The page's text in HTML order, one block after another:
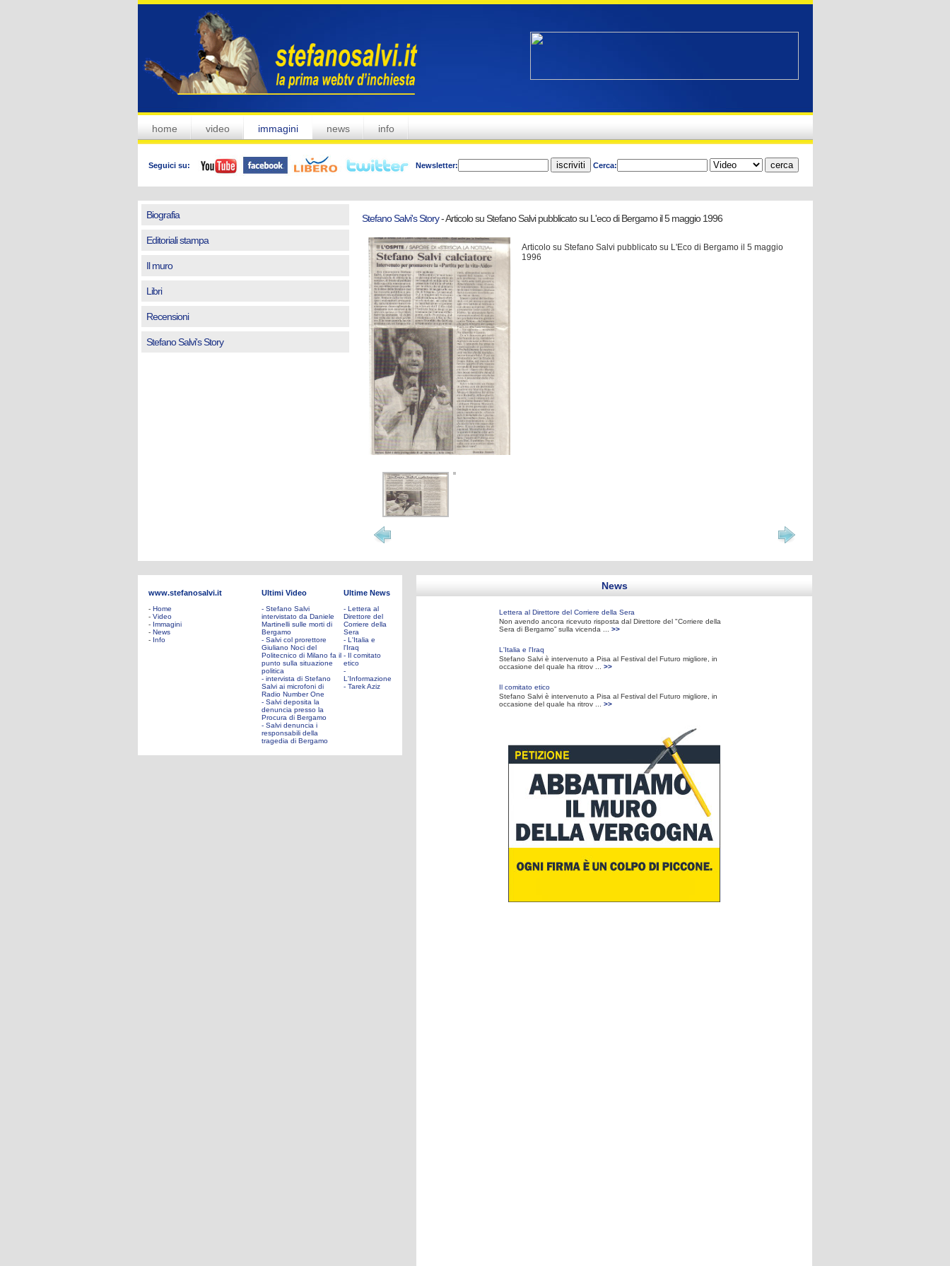
home video immagini news info
Seguici su: Newsletter: Cerca:
Biografia
Editoriali stampa
Il muro
Libri
Recensioni
Stefano Salvi's Story
Stefano Salvi's Story- Articolo su Stefano Salvi pubblicato su L'eco di Bergamo il 5 maggio 1996
Articolo su Stefano Salvi pubblicato su L'Eco di Bergamo il 5 maggio
1996
www.stefanosalvi.it
- Home
- Video
- Immagini
- News
- Info
Ultimi Video
- Stefano Salvi
intervistato da Daniele
Martinelli sulle morti di
Bergamo
- Salvi col prorettore
Giuliano Noci del
Politecnico di Milano fa il
punto sulla situazione
politica
- intervista di Stefano
Salvi ai microfoni di
Radio Number One
- Salvi deposita la
denuncia presso la
Procura di Bergamo
- Salvi denuncia i
responsabili della
tragedia di Bergamo
Ultime News
- Lettera al
Direttore del
Corriere della
Sera
- L'Italia e
l'Iraq
- Il comitato
etico
-
L'Informazione
- Tarek Aziz
News
Lettera al Direttore del Corriere della Sera
Non avendo ancora ricevuto risposta dal Direttore del "Corriere della
Sera di Bergamo” sulla vicenda ...
>>
L'Italia e l'Iraq
Stefano Salvi è intervenuto a Pisa al Festival del Futuro migliore, in
occasione del quale ha ritrov ...
>>
Il comitato etico
Stefano Salvi è intervenuto a Pisa al Festival del Futuro migliore, in
occasione del quale ha ritrov ...
>>